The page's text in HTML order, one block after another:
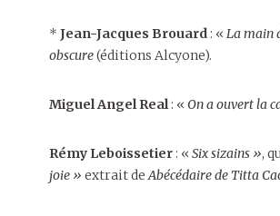
* Jean-Jacques Brouard : « La main
obscure(éditions Alcyone).
Miguel Angel Real : « On a ouvert la
Rémy Leboissetier: « Six sizains »,
joie » extrait de Abécédaire de Titta